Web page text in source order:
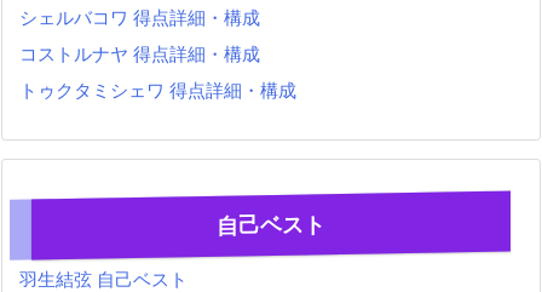
シェルバコワ 得点詳細・構成
コストルナヤ 得点詳細・構成
トゥクタミシェワ 得点詳細・構成
自己ベスト
羽生結弦 自己ベスト